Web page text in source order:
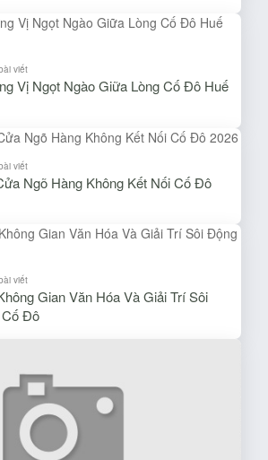
viết
Vị Ngọt Ngào Giữa Lòng Cố Đô Huế
viết
Ngõ Hàng Không Kết Nối Cố Đô
viết
Gian Văn Hóa Và Giải Trí Sôi
Đô